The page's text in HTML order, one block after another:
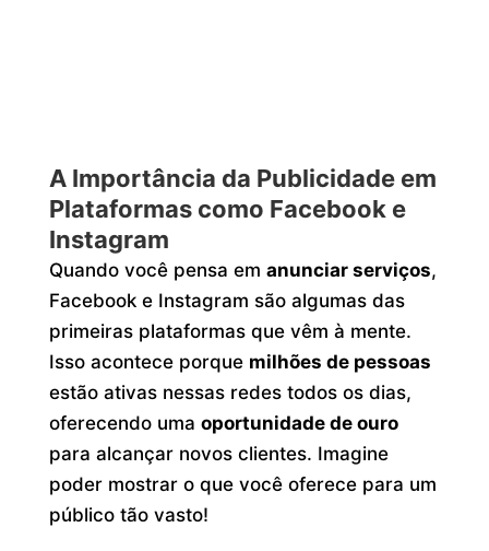
A Importância da Publicidade em
Plataformas como Facebook e
Instagram
Quando você pensa em anunciar serviços,
Facebook e Instagram são algumas das
primeiras plataformas que vêm à mente.
Isso acontece porque milhões de pessoas
estão ativas nessas redes todos os dias,
oferecendo uma oportunidade de ouro
para alcançar novos clientes. Imagine
poder mostrar o que você oferece para um
público tão vasto!